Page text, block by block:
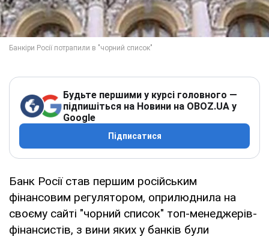
Будьте першими у курсі головного —
підпишіться на Новини на OBOZ.UA у
Google
Підписатися
Банк Росії став першим російським
фінансовим регулятором, оприлюднила на
своєму сайті "чорний список" топ-менеджерів-
фінансистів, з вини яких у банків були